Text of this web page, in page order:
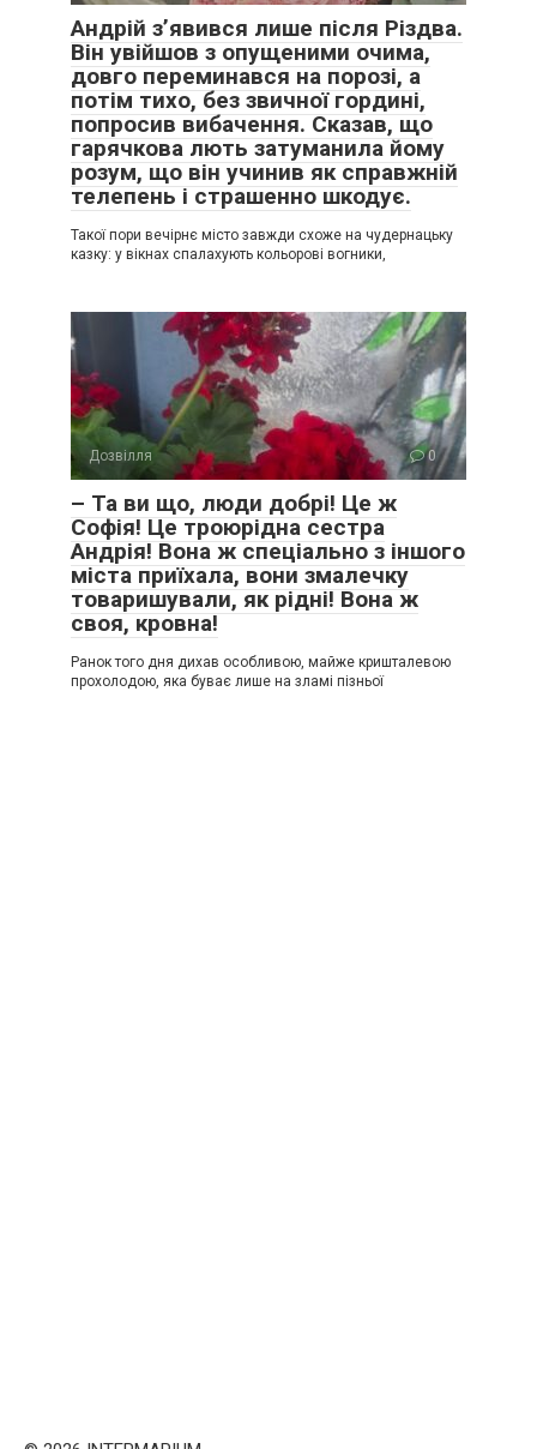
Андрій з’явився лише після Різдва.
Він увійшов з опущеними очима,
довго переминався на порозі, а
потім тихо, без звичної гордині,
попросив вибачення. Сказав, що
гарячкова лють затуманила йому
розум, що він учинив як справжній
телепень і страшенно шкодує.
Такої пори вечірнє місто завжди схоже на чудернацьку
казку: у вікнах спалахують кольорові вогники,
Дозвілля 0
– Та ви що, люди добрі! Це ж
Софія! Це троюрідна сестра
Андрія! Вона ж спеціально з іншого
міста приїхала, вони змалечку
товаришували, як рідні! Вона ж
своя, кровна!
Ранок того дня дихав особливою, майже кришталевою
прохолодою, яка буває лише на зламі пізньої